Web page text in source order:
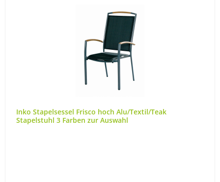
Inko Stapelsessel Frisco hoch Alu/Textil/Teak
Stapelstuhl 3 Farben zur Auswahl